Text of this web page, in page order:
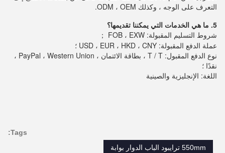
التعرف على الوجه ، وكذلك ODM ، OEM.
5. ما هي الخدمات التي يمكننا تقديمها؟
شروط التسليم المقبولة: FOB ، EXW ；
عملة الدفع المقبولة: USD ، EUR ، HKD ، CNY ؛
نقدًا ؛
اللغة: الإنجليزية والصينية
Tags:
550mm ترايبود الباب الدوار بوابة